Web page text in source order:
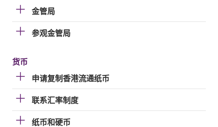
金管局
参观金管局
货币
申请复制香港流通纸币
联系汇率制度
纸币和硬币